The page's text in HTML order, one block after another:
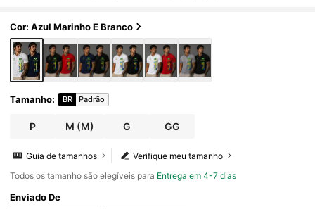
Cor: Azul Marinho E Branco
Tamanho: BR Padrão
P M (M) G GG
Verifique meu tamanho
Guia de tamanhos
Todos os tamanho são elegíveis para Entrega em 4-7 dias
Enviado De